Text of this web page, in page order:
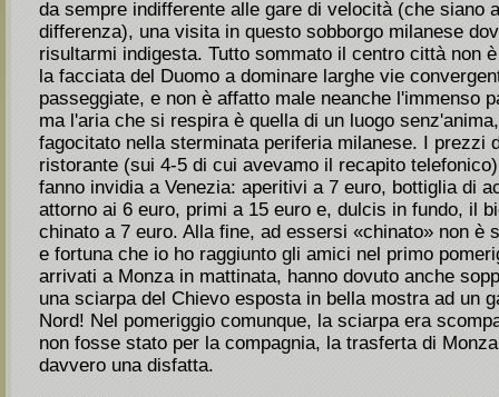
da sempre indifferente alle gare di velocità (che siano
differenza), una visita in questo sobborgo milanese
risultarmi indigesta. Tutto sommato il centro città non
la facciata del Duomo a dominare larghe vie
passeggiate, e non è affatto male neanche l'immenso
ma l'aria che si respira è quella di un luogo
fagocitato nella sterminata periferia milanese. I prezzi
ristorante (sui 4-5 di cui avevamo il recapito
fanno invidia a Venezia: aperitivi a 7 euro, bottiglia di
attorno ai 6 euro, primi a 15 euro e, dulcis in fundo, il
chinato a 7 euro. Alla fine, ad essersi «chinato» non è
e fortuna che io ho raggiunto gli amici nel primo
arrivati a Monza in mattinata, hanno dovuto anche
una sciarpa del Chievo esposta in bella mostra ad un
Nord! Nel pomeriggio comunque, la sciarpa era
non fosse stato per la compagnia, la trasferta di
davvero una disfatta.